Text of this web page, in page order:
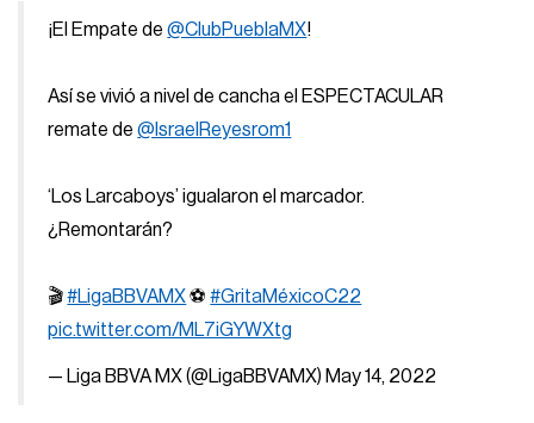
¡El Empate de@ClubPueblaMX!
Así se vivió a nivel de cancha el ESPECTACULAR
remate de@IsraelReyesrom1
‘Los Larcaboys’ igualaron el marcador.
¿Remontarán?
🎬#LigaBBVAMX ⚽️#GritaMéxicoC22
pic.twitter.com/ML7iGYWXtg
— Liga BBVA MX (@LigaBBVAMX) May 14, 2022